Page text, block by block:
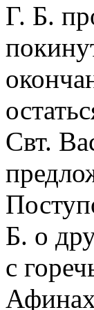
Г. Б.
Свт.
Б. о
с
Афинах